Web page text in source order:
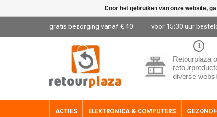
gratis bezorging vanaf € 40 voor 15:30 uur
1
Retourplaza
diverse
ACTIES ELEKTRONICA & COMPUTERS
Door het gebruiken van onze website,